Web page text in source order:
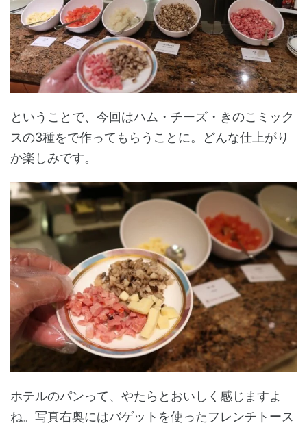
ということで、今回はハム・チーズ・きのこミック
スの3種をで作ってもらうことに。どんな仕上がり
か楽しみです。
ホテルのパンって、やたらとおいしく感じますよ
ね。写真右奥にはバゲットを使ったフレンチトース